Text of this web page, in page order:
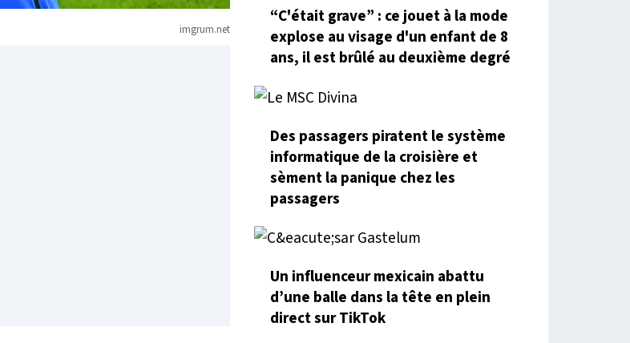
imgrum.net
“C'était grave” : ce jouet à la mode
explose au visage d'un enfant de 8
ans, il est brûlé au deuxième degré
Des passagers piratent le système
informatique de la croisière et
sèment la panique chez les
passagers
Un influenceur mexicain abattu
d’une balle dans la tête en plein
direct sur TikTok